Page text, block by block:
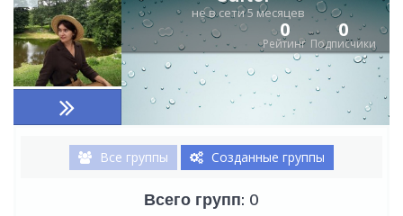
не в сети 5 месяцев
Рейтинг
0
Подписчики
0
Все группы Созданные группы
Всего групп: 0